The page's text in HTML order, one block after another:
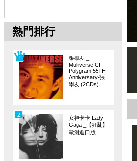
熱門排行
張學友 _
Multiverse Of
Polygram 55TH
Anniversary-張
學友 (2CDs)
女神卡卡 Lady
Gaga _【狂亂】
歐洲進口版
2